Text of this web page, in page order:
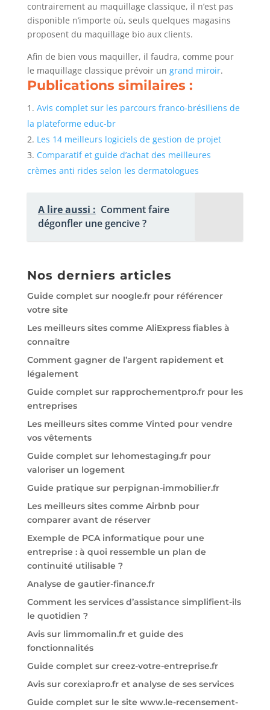
contrairement au maquillage classique, il n’est pas
disponible n’importe où, seuls quelques magasins
proposent du maquillage bio aux clients.
Afin de bien vous maquiller, il faudra, comme pour
le maquillage classique prévoir un grand miroir.
Publications similaires :
Avis complet sur les parcours franco-brésiliens de
la plateforme educ-br
Les 14 meilleurs logiciels de gestion de projet
Comparatif et guide d’achat des meilleures
crèmes anti rides selon les dermatologues
A lire aussi : Comment faire
dégonfler une gencive ?
Nos derniers articles
Guide complet sur noogle.fr pour référencer
votre site
Les meilleurs sites comme AliExpress fiables à
connaître
Comment gagner de l’argent rapidement et
légalement
Guide complet sur rapprochementpro.fr pour les
entreprises
Les meilleurs sites comme Vinted pour vendre
vos vêtements
Guide complet sur lehomestaging.fr pour
valoriser un logement
Guide pratique sur perpignan-immobilier.fr
Les meilleurs sites comme Airbnb pour
comparer avant de réserver
Exemple de PCA informatique pour une
entreprise : à quoi ressemble un plan de
continuité utilisable ?
Analyse de gautier-finance.fr
Comment les services d’assistance simplifient-ils
le quotidien ?
Avis sur limmomalin.fr et guide des
fonctionnalités
Guide complet sur creez-votre-entreprise.fr
Avis sur corexiapro.fr et analyse de ses services
Guide complet sur le site www.le-recensement-